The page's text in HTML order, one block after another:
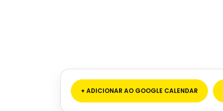
+ ADICIONAR AO GOOGLE CALENDAR